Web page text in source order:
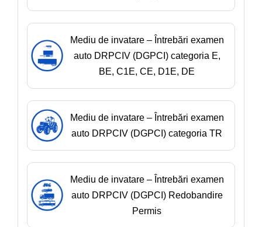
Mediu de invatare – Întrebări examen
auto DRPCIV (DGPCI) categoria E,
BE, C1E, CE, D1E, DE
Mediu de invatare – Întrebări examen
auto DRPCIV (DGPCI) categoria TR
Mediu de invatare – Întrebări examen
auto DRPCIV (DGPCI) Redobandire
Permis